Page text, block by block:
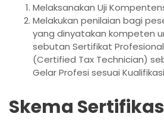
Melaksanakan Uji
Melakukan penilaian bagi
yang dinyatakan kompeten
sebutan Sertifikat
(Certified Tax Technician)
Gelar Profesi sesuai
Skema